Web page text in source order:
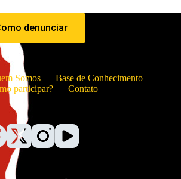
denunciar
Somos
Base de Conhecimento
participar?
Contato